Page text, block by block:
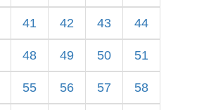
41 42 43 44
48 49 50 51
55 56 57 58